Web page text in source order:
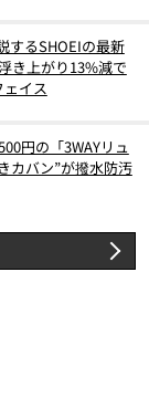
するSHOEIの最新
き上がり13%減で
イス
円の「3WAYリュ
カバン”が撥水防汚